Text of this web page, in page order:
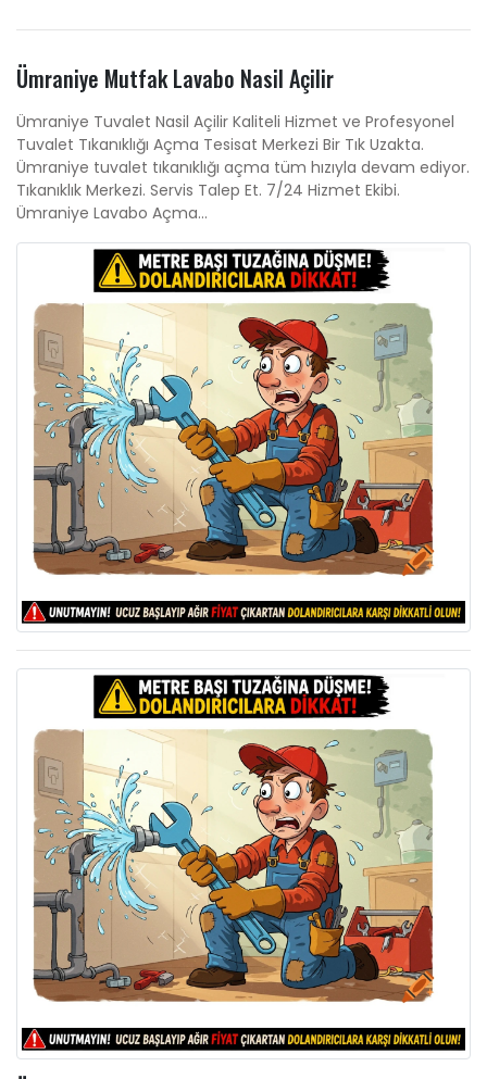
Ümraniye Mutfak Lavabo Nasil Açilir
Ümraniye Tuvalet Nasil Açilir Kaliteli Hizmet ve Profesyonel
Tuvalet Tıkanıklığı Açma Tesisat Merkezi Bir Tık Uzakta.
Ümraniye tuvalet tıkanıklığı açma tüm hızıyla devam ediyor.
Tıkanıklık Merkezi. Servis Talep Et. 7/24 Hizmet Ekibi.
Ümraniye Lavabo Açma...